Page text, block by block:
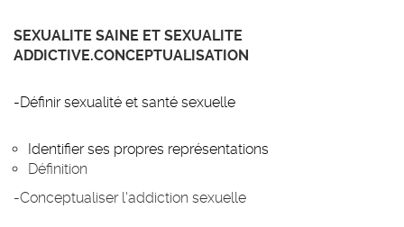
SEXUALITE SAINE ET SEXUALITE
ADDICTIVE.CONCEPTUALISATION
-Définir sexualité et santé sexuelle
Identifier ses propres représentations
Définition
-Conceptualiser l'addiction sexuelle